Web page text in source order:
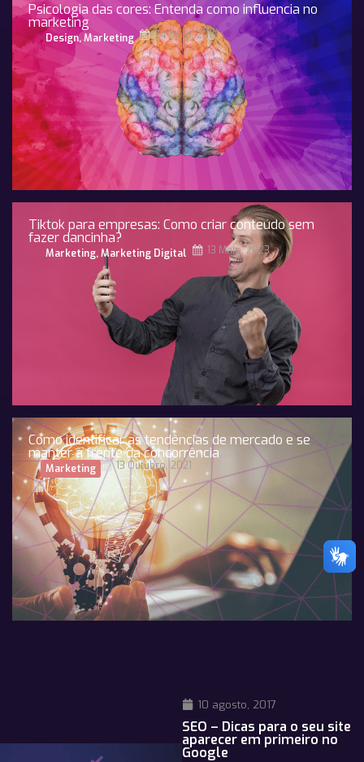
Psicologia das cores: Entenda como influencia no
marketing
Design,Marketing 24 Maio, 2019
Tiktok para empresas: Como criar conteúdo sem
fazer dancinha?
Marketing,Marketing Digital 13 Maio, 2023
Como identificar as tendências de mercado e se
manter à frente da concorrência
Marketing 13 Outubro, 2021
10 agosto, 2017
SEO – Dicas para o seu site
aparecer em primeiro no
Google